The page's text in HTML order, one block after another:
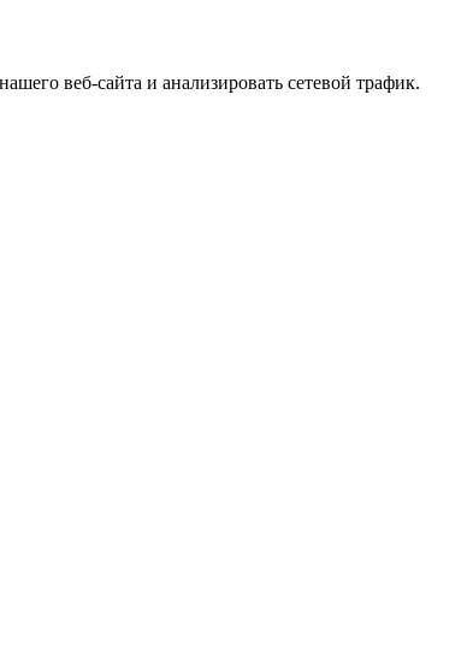
веб-сайта и анализировать сетевой трафик.